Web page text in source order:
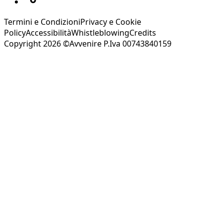
Termini e CondizioniPrivacy e Cookie
PolicyAccessibilitàWhistleblowingCredits
Copyright 2026 ©Avvenire P.Iva 00743840159